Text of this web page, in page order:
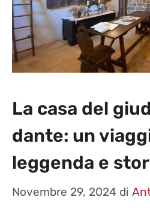
La casa del
dante: un
leggenda e
Novembre 29, 2024 di